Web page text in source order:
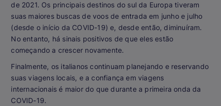
de 2021. Os principais destinos do sul da Europa tiveram
suas maiores buscas de voos de entrada em junho e julho
(desde o início da COVID-19) e, desde então, diminuíram.
No entanto, há sinais positivos de que eles estão
começando a crescer novamente.
Finalmente, os italianos continuam planejando e reservando
suas viagens locais, e a confiança em viagens
internacionais é maior do que durante a primeira onda da
COVID-19.